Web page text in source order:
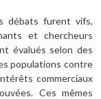
débats furent vifs,
et chercheurs
évalués selon des
populations contre
commerciaux
Ces mêmes